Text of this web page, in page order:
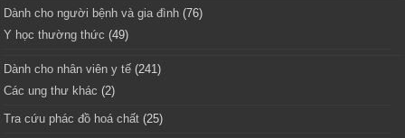
Dành cho người bệnh và gia đình (76)
Y học thường thức (49)
Dành cho nhân viên y tế (241)
Các ung thư khác (2)
Tra cứu phác đồ hoá chất (25)